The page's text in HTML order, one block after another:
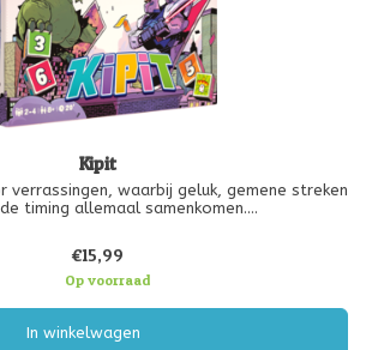
Kipit
verrassingen, waarbij geluk, gemene streken
timing allemaal samenkomen.
te gebruiken of houd je ze in je hand om
punten te verdienen.
€15,99
Op voorraad
In winkelwagen